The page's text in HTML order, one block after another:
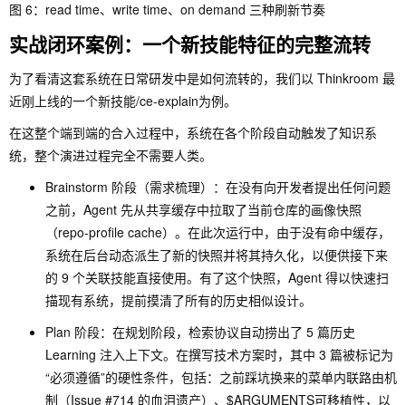
图 6：read time、write time、on demand 三种刷新节奏
实战闭环案例：一个新技能特征的完整流转
为了看清这套系统在日常研发中是如何流转的，我们以 Thinkroom 最
近刚上线的一个新技能/ce-explain为例。
在这整个端到端的合入过程中，系统在各个阶段自动触发了知识系
统，整个演进过程完全不需要人类。
Brainstorm 阶段（需求梳理）：在没有向开发者提出任何问题
之前，Agent 先从共享缓存中拉取了当前仓库的画像快照
（repo-profile cache）。在此次运行中，由于没有命中缓存，
系统在后台动态派生了新的快照并将其持久化，以便供接下来
的 9 个关联技能直接使用。有了这个快照，Agent 得以快速扫
描现有系统，提前摸清了所有的历史相似设计。
Plan 阶段：在规划阶段，检索协议自动捞出了 5 篇历史
Learning 注入上下文。在撰写技术方案时，其中 3 篇被标记为
“必须遵循”的硬性条件，包括：之前踩坑换来的菜单内联路由机
制（Issue #714 的血泪遗产）、 $ARGUMENTS可移植性，以